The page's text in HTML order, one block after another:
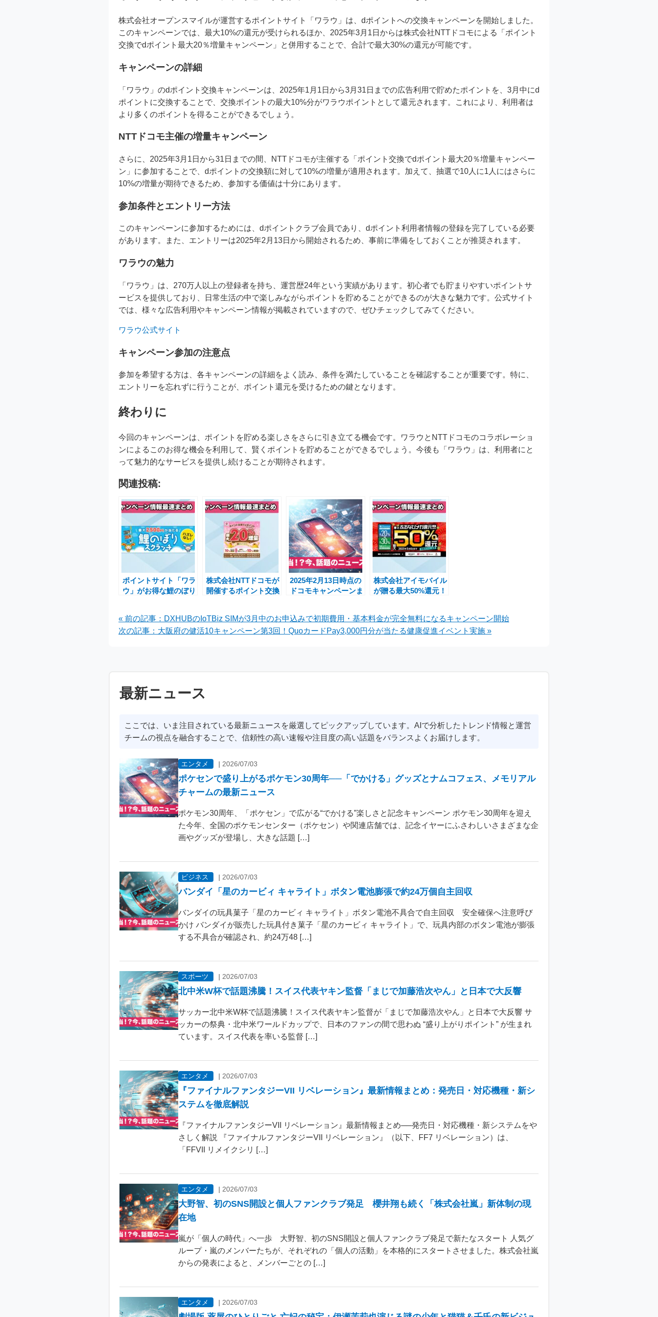
株式会社オープンスマイルが運営するポイントサイト「ワラウ」は、dポイントへの交換キャンペーンを開始しました。
このキャンペーンでは、最大10%の還元が受けられるほか、2025年3月1日からは株式会社NTTドコモによる「ポイント
交換でdポイント最大20％増量キャンペーン」と併用することで、合計で最大30%の還元が可能です。
キャンペーンの詳細
「ワラウ」のdポイント交換キャンペーンは、2025年1月1日から3月31日までの広告利用で貯めたポイントを、3月中にd
ポイントに交換することで、交換ポイントの最大10%分がワラウポイントとして還元されます。これにより、利用者は
より多くのポイントを得ることができるでしょう。
NTTドコモ主催の増量キャンペーン
さらに、2025年3月1日から31日までの間、NTTドコモが主催する「ポイント交換でdポイント最大20％増量キャンペー
ン」に参加することで、dポイントの交換額に対して10%の増量が適用されます。加えて、抽選で10人に1人にはさらに
10%の増量が期待できるため、参加する価値は十分にあります。
参加条件とエントリー方法
このキャンペーンに参加するためには、dポイントクラブ会員であり、dポイント利用者情報の登録を完了している必要
があります。また、エントリーは2025年2月13日から開始されるため、事前に準備をしておくことが推奨されます。
ワラウの魅力
「ワラウ」は、270万人以上の登録者を持ち、運営歴24年という実績があります。初心者でも貯まりやすいポイントサ
ービスを提供しており、日常生活の中で楽しみながらポイントを貯めることができるのが大きな魅力です。公式サイト
では、様々な広告利用やキャンペーン情報が掲載されていますので、ぜひチェックしてみてください。
ワラウ公式サイト
キャンペーン参加の注意点
参加を希望する方は、各キャンペーンの詳細をよく読み、条件を満たしていることを確認することが重要です。特に、
エントリーを忘れずに行うことが、ポイント還元を受けるための鍵となります。
終わりに
今回のキャンペーンは、ポイントを貯める楽しさをさらに引き立てる機会です。ワラウとNTTドコモのコラボレーショ
ンによるこのお得な機会を利用して、賢くポイントを貯めることができるでしょう。今後も「ワラウ」は、利用者にと
って魅力的なサービスを提供し続けることが期待されます。
関連投稿:
ポイントサイト「ワラ
ウ」がお得な鯉のぼり
株式会社NTTドコモが
開催するポイント交換
ご案内
2025年2月13日時点の
ドコモキャンペーンま
増量キャンペーン
株式会社アイモバイル
が贈る最大50%還元！
« 前の記事：DXHUBのIoTBiz SIMが3月中のお申込みで初期費用・基本料金が完全無料になるキャンペーン開始
次の記事：大阪府の健活10キャンペーン第3回！QuoカードPay3,000円分が当たる健康促進イベント実施 »
最新ニュース
ここでは、いま注目されている最新ニュースを厳選してピックアップしています。AIで分析したトレンド情報と運営
チームの視点を融合することで、信頼性の高い速報や注目度の高い話題をバランスよくお届けします。
エンタメ | 2026/07/03
ポケセンで盛り上がるポケモン30周年──「でかける」グッズとナムコフェス、メモリアル
チャームの最新ニュース
ポケモン30周年、「ポケセン」で広がる“でかける”楽しさと記念キャンペーン ポケモン30周年を迎え
た今年、全国のポケモンセンター（ポケセン）や関連店舗では、記念イヤーにふさわしいさまざまな企
画やグッズが登場し、大きな話題 […]
ビジネス | 2026/07/03
バンダイ「星のカービィ キャライト」ボタン電池膨張で約24万個自主回収
バンダイの玩具菓子「星のカービィ キャライト」ボタン電池不具合で自主回収 安全確保へ注意呼び
かけ バンダイが販売した玩具付き菓子「星のカービィ キャライト」で、玩具内部のボタン電池が膨張
する不具合が確認され、約24万48 […]
スポーツ | 2026/07/03
北中米W杯で話題沸騰！スイス代表ヤキン監督「まじで加藤浩次やん」と日本で大反響
サッカー北中米W杯で話題沸騰！スイス代表ヤキン監督が「まじで加藤浩次やん」と日本で大反響 サ
ッカーの祭典・北中米ワールドカップで、日本のファンの間で思わぬ “盛り上がりポイント” が生まれ
ています。スイス代表を率いる監督 […]
エンタメ | 2026/07/03
『ファイナルファンタジーVII リベレーション』最新情報まとめ：発売日・対応機種・新シ
ステムを徹底解説
『ファイナルファンタジーVII リベレーション』最新情報まとめ──発売日・対応機種・新システムをや
さしく解説 『ファイナルファンタジーVII リベレーション』（以下、FF7 リベレーション）は、
「FFVII リメイクシリ […]
エンタメ | 2026/07/03
大野智、初のSNS開設と個人ファンクラブ発足 櫻井翔も続く「株式会社嵐」新体制の現
在地
嵐が「個人の時代」へ一歩 大野智、初のSNS開設と個人ファンクラブ発足で新たなスタート 人気グ
ループ・嵐のメンバーたちが、それぞれの「個人の活動」を本格的にスタートさせました。株式会社嵐
からの発表によると、メンバーごとの […]
エンタメ | 2026/07/03